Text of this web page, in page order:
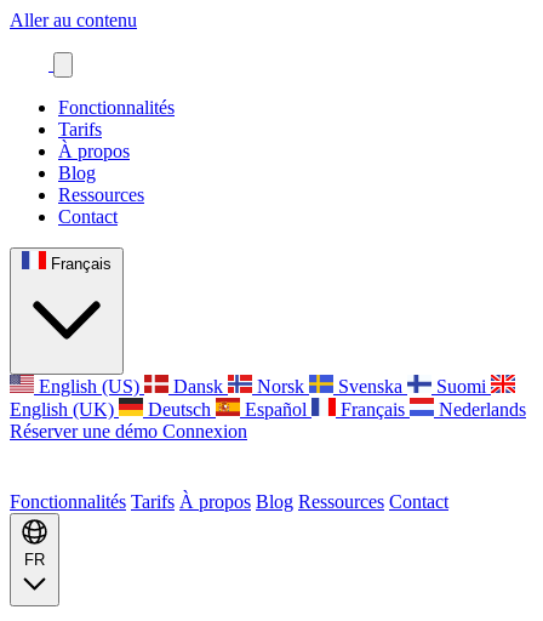
Aller au contenu
Fonctionnalités
Tarifs
À propos
Blog
Ressources
Contact
Français
English (US) Dansk Norsk Svenska
Suomi
English (UK)
Deutsch Español Français
Nederlands
Réserver une démo Connexion
Fonctionnalités Tarifs À propos Blog Ressources Contact
FR